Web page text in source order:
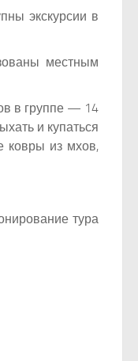
экскурсии в
местным
в группе — 14
и купаться
ковры из мхов,
тура